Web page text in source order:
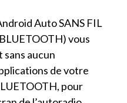
Auto SANS FIL
vous
aucun
de votre
pour